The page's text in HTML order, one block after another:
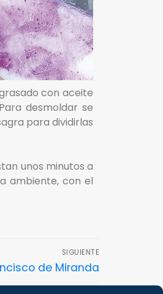
con aceite
desmoldar se
para dividirlas
unos minutos a
ambiente, con el
SIGUIENTE
de Miranda